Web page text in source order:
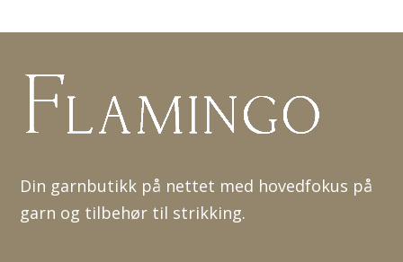
Din garnbutikk på nettet med hovedfokus på
garn og tilbehør til strikking.